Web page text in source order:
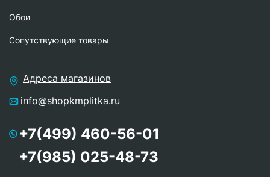
Обои
Сопутствующие товары
Адреса магазинов
info@shopkmplitka.ru
+7(499) 460-56-01
+7(985) 025-48-73